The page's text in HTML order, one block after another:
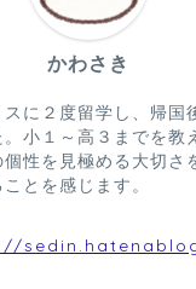
かわさき
に２度留学し、帰国
小１～高３までを教
性を見極める大切さ
とを感じます。